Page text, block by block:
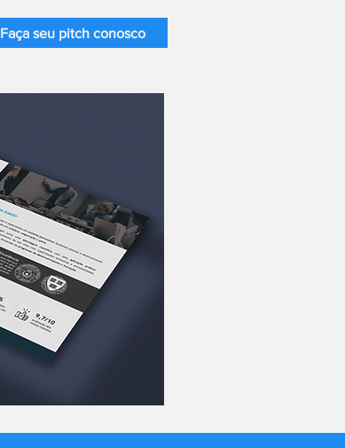
Faça seu pitch conosco